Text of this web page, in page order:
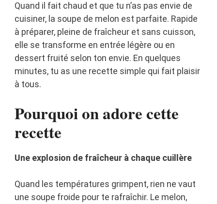
Quand il fait chaud et que tu n’as pas envie de
cuisiner, la soupe de melon est parfaite. Rapide
à préparer, pleine de fraîcheur et sans cuisson,
elle se transforme en entrée légère ou en
dessert fruité selon ton envie. En quelques
minutes, tu as une recette simple qui fait plaisir
à tous.
Pourquoi on adore cette
recette
Une explosion de fraîcheur à chaque cuillère
Quand les températures grimpent, rien ne vaut
une soupe froide pour te rafraîchir. Le melon,